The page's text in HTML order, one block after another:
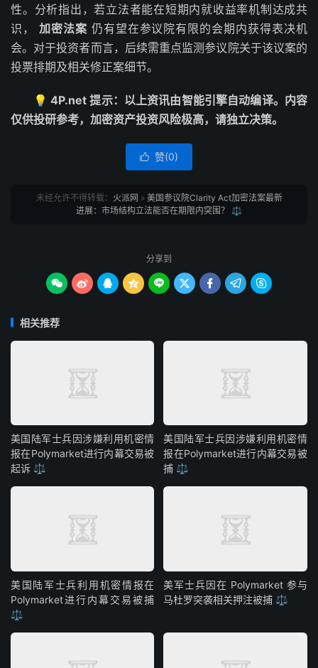
性。分析指出，若立法者能在短期内就收益率机制达成共
识， 加密法案 仍有望在参议院有限的会期内获得表决机
会。对于投资者而言，后续需重点监测参议院关于该议案的
投票排期及相关修正案细节。
💡 4P.net 提示：以上资讯由智能引擎自动编译。内容
仅供投研参考，加密资产投资风险极高，请独立决策。
 赞(0)
未经允许不得转载： 火派网 » 美国参议院Clarity Act加密法案最新
进展：市场结构立法能否在期限内突围？ ⚖️
分享到
        
相关推荐
美国陆军士兵因涉嫌利用机密情
报在Polymarket进行内幕交易被
起诉 ⚖️
美国陆军士兵因涉嫌利用机密情
报在Polymarket进行内幕交易被
捕 ⚖️
美国陆军士兵利用机密情报在
Polymarket进行内幕交易被捕
⚖️
美军士兵因在 Polymarket 参与
马杜罗突袭相关押注被捕 ⚖️